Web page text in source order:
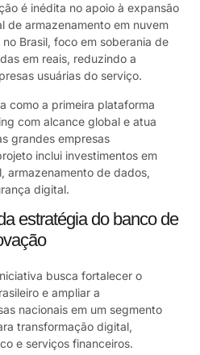
é inédita no apoio à expansão
de armazenamento em nuvem
Brasil, foco em soberania de
em reais, reduzindo a
usuárias do serviço.
como a primeira plataforma
com alcance global e atua
grandes empresas
inclui investimentos em
armazenamento de dados,
digital.
estratégia do banco de
busca fortalecer o
e ampliar a
nacionais em um segmento
transformação digital,
e serviços financeiros.